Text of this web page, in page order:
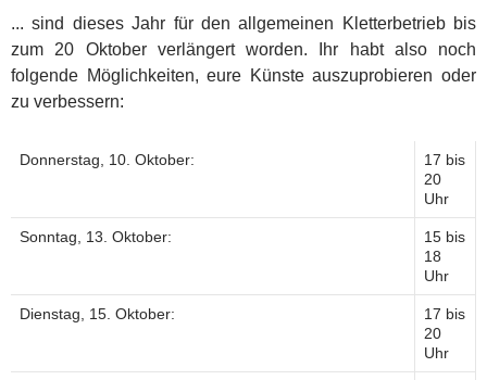
... sind dieses Jahr für den allgemeinen Kletterbetrieb bis
zum 20 Oktober verlängert worden. Ihr habt also noch
folgende Möglichkeiten, eure Künste auszuprobieren oder
zu verbessern:
Donnerstag, 10. Oktober:
17 bis
20
Uhr
Sonntag, 13. Oktober:
15 bis
18
Uhr
Dienstag, 15. Oktober:
17 bis
20
Uhr